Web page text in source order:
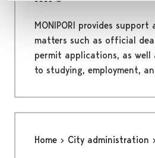
MONIPORI provides
matters such as official
permit applications, as well
to studying, employment,
Home City administration